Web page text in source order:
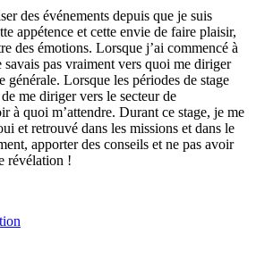
des événements depuis que je suis
appétence et cette envie de faire plaisir,
des émotions. Lorsque j’ai commencé à
savais pas vraiment vers quoi me diriger
générale. Lorsque les périodes de stage
me diriger vers le secteur de
à quoi m’attendre. Durant ce stage, je me
et retrouvé dans les missions et dans le
apporter des conseils et ne pas avoir
révélation !